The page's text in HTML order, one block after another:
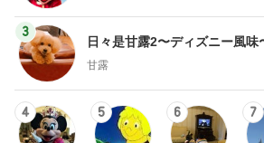
3
日々是甘露2〜ディズニー風味
甘露
4 5 6 7